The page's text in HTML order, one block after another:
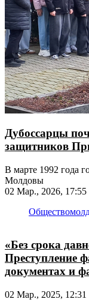
Дубоссарцы
защитников
В марте 1992 года
Молдовы
02 Мар., 2026, 17:55
Общество
«Без срока
Преступление
документах и
02 Мар., 2025, 12:31